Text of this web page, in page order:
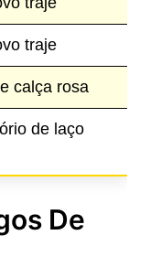
traje
calça rosa
de laço
De